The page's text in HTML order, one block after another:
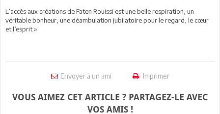
L’accès aux créations de Faten Rouissi est une belle respiration, un
véritable bonheur, une déambulation jubilatoire pour le regard, le cœur
et l’esprit.»
Envoyer à un ami Imprimer
VOUS AIMEZ CET ARTICLE ? PARTAGEZ-LE AVEC
VOS AMIS !